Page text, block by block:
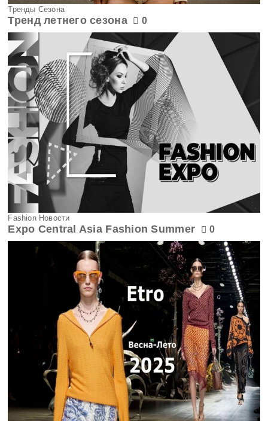
Тренды Сезона
Тренд летнего сезона 0
Fashion Новости
Expo Central Asia Fashion Summer 0